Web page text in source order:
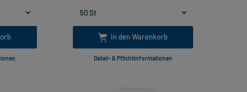
In den Warenkorb
Detail- & Pflichtinformationen